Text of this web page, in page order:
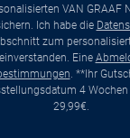
VAN GRAAF
Ich habe die
zum
Eine
. **Ihr
4
29,99€.